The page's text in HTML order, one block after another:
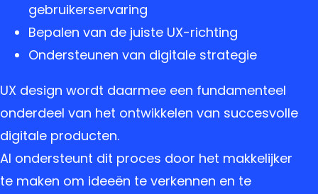
gebruikerservaring
Bepalen van de juiste UX-richting
Ondersteunen van digitale strategie
UX design wordt daarmee een fundamenteel
onderdeel van het ontwikkelen van succesvolle
digitale producten.
AI ondersteunt dit proces door het makkelijker
te maken om ideeën te verkennen en te